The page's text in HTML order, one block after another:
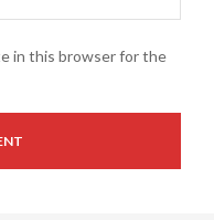
in this browser for the